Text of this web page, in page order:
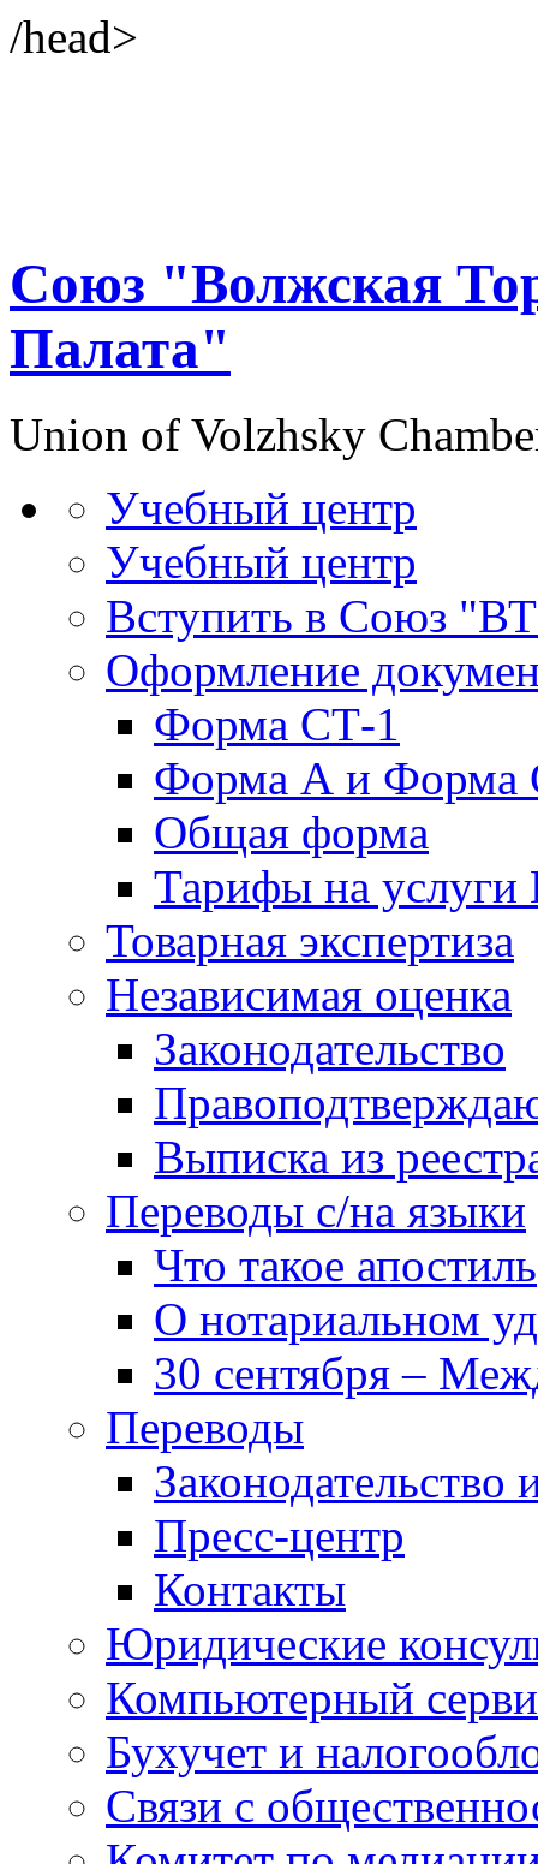
/head>
Союз "Волжская
Палата"
Union of Volzhsky
Учебный центр
Учебный центр
Вступить в Союз
Оформление
Форма СТ-1
Форма А и Форма
Общая форма
Тарифы на
Товарная экспертиза
Независимая оценка
Законодательство
Выписка из
Переводы с/на языки
Что такое апостиль
О нотариальном
30 сентября –
Переводы
Законодательство
Пресс-центр
Контакты
Юридические
Компьютерный
Бухучет и
Связи с